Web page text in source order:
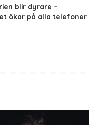
blir dyrare –
ökar på alla telefoner